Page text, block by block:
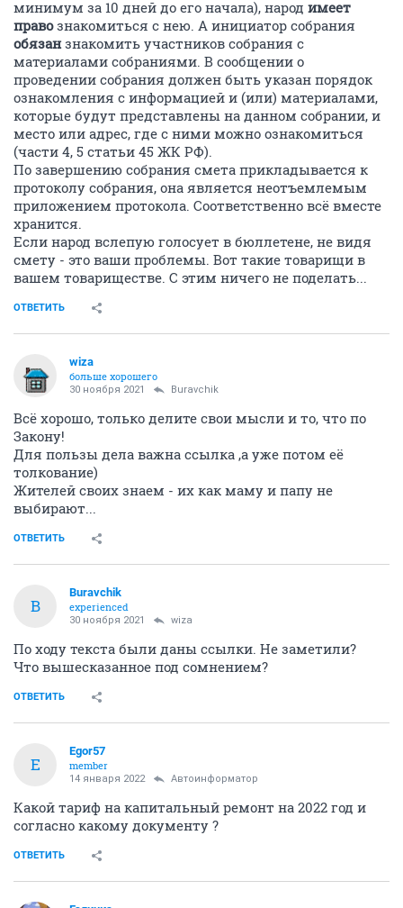
минимум за 10 дней до его начала), народ имеет
правознакомиться с нею. А инициатор собрания
обязан знакомить участников собрания с
материалами собраниями. В сообщении о
проведении собрания должен быть указан порядок
ознакомления с информацией и (или) материалами,
которые будут представлены на данном собрании, и
место или адрес, где с ними можно ознакомиться
(части 4, 5 статьи 45 ЖК РФ).
По завершению собрания смета прикладывается к
протоколу собрания, она является неотъемлемым
приложением протокола. Соответственно всё вместе
хранится.
Если народ вслепую голосует в бюллетене, не видя
смету - это ваши проблемы. Вот такие товарищи в
вашем товариществе. С этим ничего не поделать...
ОТВЕТИТЬ
wiza
больше хорошего
30 ноября 2021 Buravchik
Всё хорошо, только делите свои мысли и то, что по
Закону!
Для пользы дела важна ссылка ,а уже потом её
толкование)
Жителей своих знаем - их как маму и папу не
выбирают...
ОТВЕТИТЬ
B
Buravchik
experienced
30 ноября 2021 wiza
По ходу текста были даны ссылки. Не заметили?
Что вышесказанное под сомнением?
ОТВЕТИТЬ
E
Egor57
member
14 января 2022 Автоинформатор
Какой тариф на капитальный ремонт на 2022 год и
согласно какому документу ?
ОТВЕТИТЬ